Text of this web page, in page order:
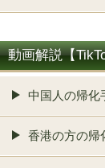
動画解説【
中国人の帰化
香港の方の帰